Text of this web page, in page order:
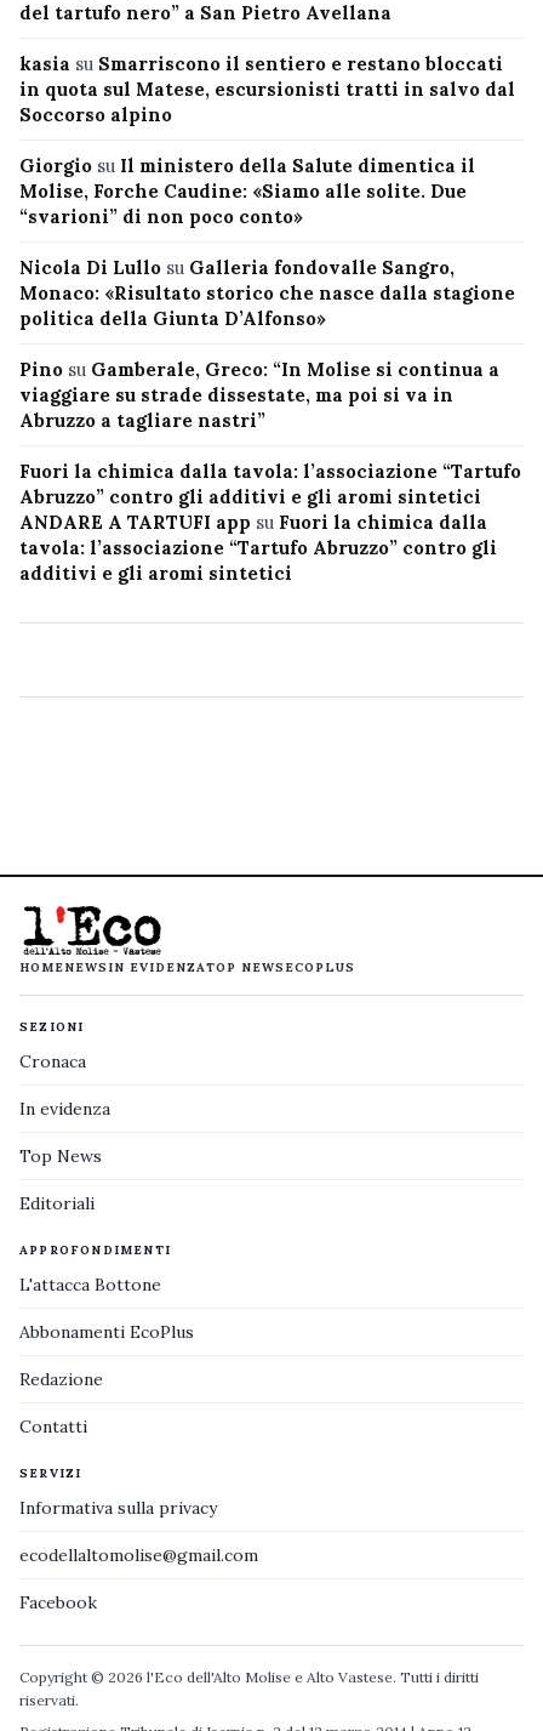
del tartufo nero” a San Pietro Avellana
kasia su Smarriscono il sentiero e restano bloccati
in quota sul Matese, escursionisti tratti in salvo dal
Soccorso alpino
Giorgio su Il ministero della Salute dimentica il
Molise, Forche Caudine: «Siamo alle solite. Due
“svarioni” di non poco conto»
Nicola Di Lullo su Galleria fondovalle Sangro,
Monaco: «Risultato storico che nasce dalla stagione
politica della Giunta D’Alfonso»
Pino su Gamberale, Greco: “In Molise si continua a
viaggiare su strade dissestate, ma poi si va in
Abruzzo a tagliare nastri”
Fuori la chimica dalla tavola: l’associazione “Tartufo
Abruzzo” contro gli additivi e gli aromi sintetici
ANDARE A TARTUFI app su Fuori la chimica dalla
tavola: l’associazione “Tartufo Abruzzo” contro gli
additivi e gli aromi sintetici
HOMENEWS IN EVIDENZATOP NEWS ECOPLUS
SEZIONI
Cronaca
In evidenza
Top News
Editoriali
APPROFONDIMENTI
L'attacca Bottone
Abbonamenti EcoPlus
Redazione
Contatti
SERVIZI
Informativa sulla privacy
ecodellaltomolise@gmail.com
Facebook
Copyright © 2026 l'Eco dell'Alto Molise e Alto Vastese. Tutti i diritti
riservati.